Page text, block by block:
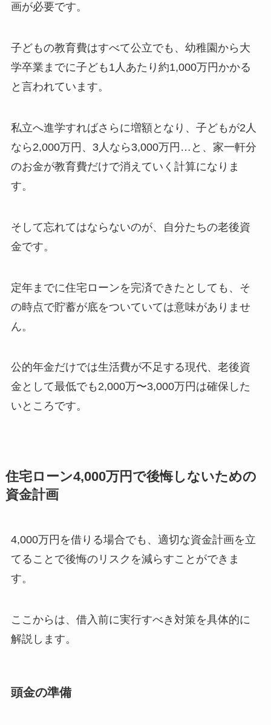
画が必要です。
子どもの教育費はすべて公立でも、幼稚園から大
学卒業までに子ども1人あたり約1,000万円かかる
と言われています。
私立へ進学すればさらに増額となり、子どもが2人
なら2,000万円、3人なら3,000万円…と、家一軒分
のお金が教育費だけで消えていく計算になりま
す。
そして忘れてはならないのが、自分たちの老後資
金です。
定年までに住宅ローンを完済できたとしても、そ
の時点で貯蓄が底をついていては意味がありませ
ん。
公的年金だけでは生活費が不足する現代、老後資
金として最低でも2,000万〜3,000万円は確保した
いところです。
住宅ローン4,000万円で後悔しないための
資金計画
4,000万円を借りる場合でも、適切な資金計画を立
てることで後悔のリスクを減らすことができま
す。
ここからは、借入前に実行すべき対策を具体的に
解説します。
頭金の準備